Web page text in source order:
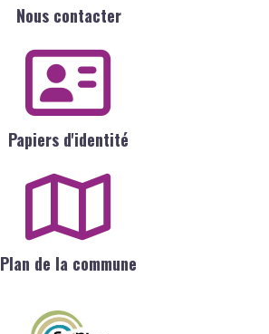
Nous contacter
Papiers d'identité
Plan de la commune